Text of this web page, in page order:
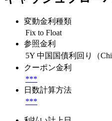
変動金利種類
Fix to Float
参照金利
5Y 中国国債利回り（
クーポン金利
***
日数計算方法
***